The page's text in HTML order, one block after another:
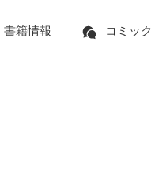
書籍情報 コミック